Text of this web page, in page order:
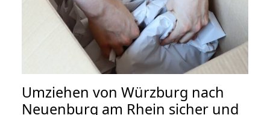
Umziehen von Würzburg nach
Neuenburg am Rhein sicher und